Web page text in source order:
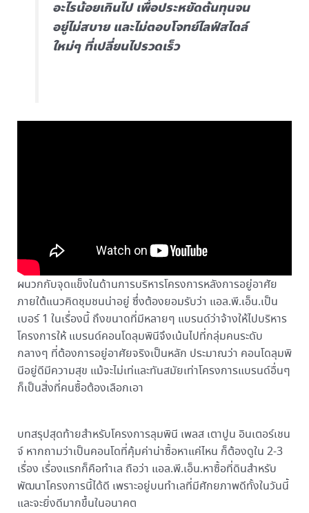
อะไรน้อยเกินไป เพื่อประหยัดต้นทุนจน
อยู่ไม่สบาย และไม่ตอบโจทย์ไลฟ์สไตล์
ใหม่ๆ ที่เปลี่ยนไปรวดเร็ว
ผนวกกับจุดแข็งในด้านการบริหารโครงการหลังการอยู่อาศัย
ภายใต้แนวคิดชุมชนน่าอยู่ ซึ่งต้องยอมรับว่า แอล.พี.เอ็น.เป็น
เบอร์ 1 ในเรื่องนี้ ถึงขนาดที่มีหลายๆ แบรนด์ว่าจ้างให้ไปบริหาร
โครงการให้ แบรนด์คอนโดลุมพินีจึงเน้นไปที่กลุ่มคนระดับ
กลางๆ ที่ต้องการอยู่อาศัยจริงเป็นหลัก ประมาณว่า คอนโดลุมพิ
นีอยู่ดีมีความสุข แม้จะไม่เท่และทันสมัยเท่าโครงการแบรนด์อื่นๆ
ก็เป็นสิ่งที่คนซื้อต้องเลือกเอา
บทสรุปสุดท้ายสำหรับโครงการลุมพินี เพลส เตาปูน อินเตอร์เชน
จ์ หากถามว่าเป็นคอนโดที่คุ้มค่าน่าซื้อหาแค่ไหน ก็ต้องดูใน 2-3
เรื่อง เรื่องแรกก็คือทำเล ถือว่า แอล.พี.เอ็น.หาซื้อที่ดินสำหรับ
พัฒนาโครงการนี้ได้ดี เพราะอยู่บนทำเลที่มีศักยภาพดีทั้งในวันนี้
และจะยิ่งดีมากขึ้นในอนาคต